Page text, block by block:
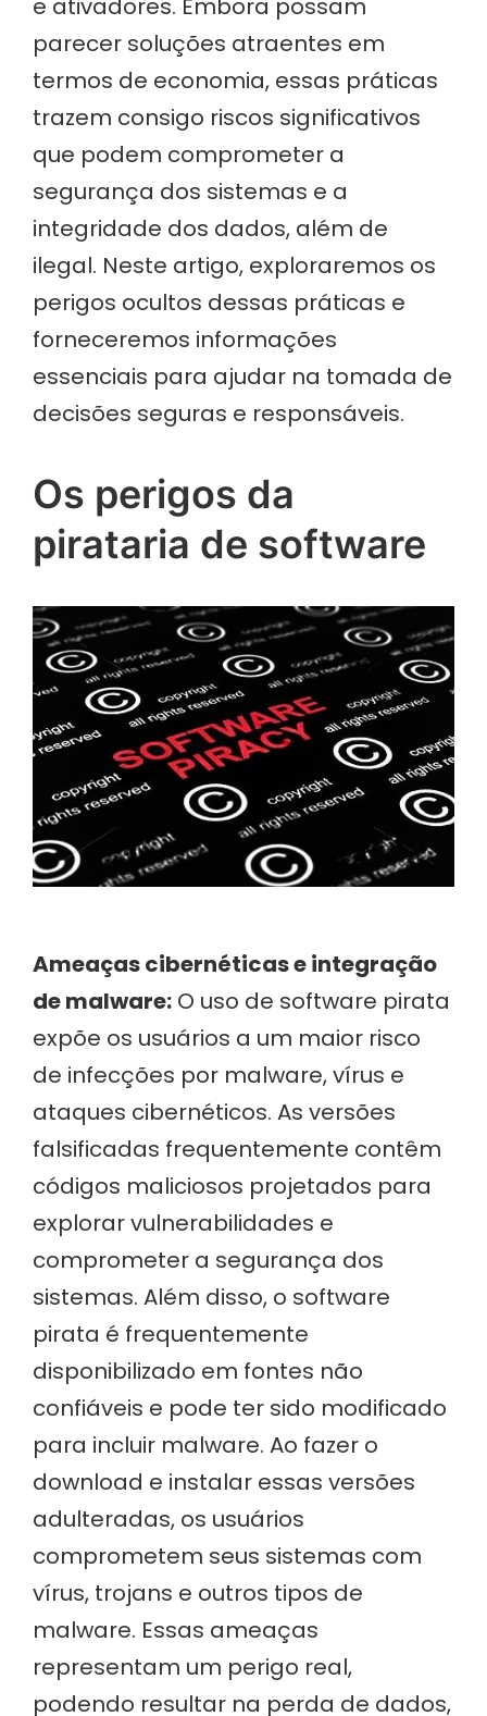
e ativadores. Embora possam
parecer soluções atraentes em
termos de economia, essas práticas
trazem consigo riscos significativos
que podem comprometer a
segurança dos sistemas e a
integridade dos dados, além de
ilegal. Neste artigo, exploraremos os
perigos ocultos dessas práticas e
forneceremos informações
essenciais para ajudar na tomada de
decisões seguras e responsáveis.
Os perigos da
pirataria de software
Ameaças cibernéticas e integração
de malware: O uso de software pirata
expõe os usuários a um maior risco
de infecções por malware, vírus e
ataques cibernéticos. As versões
falsificadas frequentemente contêm
códigos maliciosos projetados para
explorar vulnerabilidades e
comprometer a segurança dos
sistemas. Além disso, o software
pirata é frequentemente
disponibilizado em fontes não
confiáveis e pode ter sido modificado
para incluir malware. Ao fazer o
download e instalar essas versões
adulteradas, os usuários
comprometem seus sistemas com
vírus, trojans e outros tipos de
malware. Essas ameaças
representam um perigo real,
podendo resultar na perda de dados,